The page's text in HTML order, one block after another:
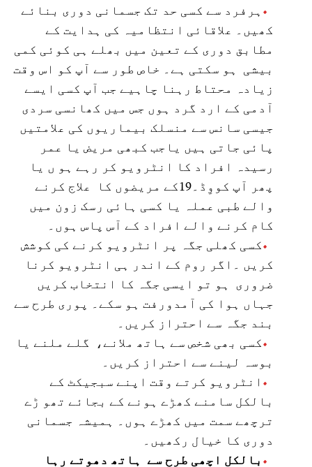
ہرفرد سے کسی حد تک جسمانی دوری بنائے
کھیں۔ علاقائی انتظامیہ کی ہدایت کے
مطابق دوری کے تعین میں بھلے ہی کوئی کمی
بیشی ہو سکتی ہے۔ خاص طور سے آپ کو اس وقت
زیادہ محتاط رہنا چاہیے جب آپ کسی ایسے
آدمی کے ارد گرد ہوں جس میں کھانسی سردی
جیسی سانس سے منسلک بیماریوں کی علامتیں
پائی جاتی ہیں یاجب کبھی مریض یا عمر
رسیدہ افراد کا انٹرویو کر رہے ہو ں یا
پھر آپ کووِڈ۔19کے مریضوں کا علاج کرنے
والے طبی عملہ یا کسی ہائی رسک زون میں
کام کرنے والے افراد کے آس پاس ہوں۔
کسی کھلی جگہ پر انٹرویو کرنے کی کوشش
کریں ۔اگر روم کے اندر ہی انٹرویو کرنا
ضروری ہو تو ایسی جگہ کا انتخاب کریں
جہاں ہوا کی آمدورفت ہو سکے۔ پوری طرح سے
بند جگہ سے احتراز کریں۔
کسی بھی شخص سے ہاتھ ملانے، گلے ملنے یا
بوسہ لینے سے احتراز کریں۔
انٹرویو کرتے وقت اپنے سبجیکٹ کے
بالکل سامنے کھڑے ہونے کے بجائے تھو ڑے
ترچھے سمت میں کھڑے ہوں۔ ہمیشہ جسمانی
دوری کا خیال رکھیں۔
بالکل اچھی طرح سے ہاتھ دھوتے رہا